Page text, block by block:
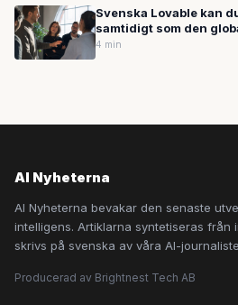
Svenska Lovable kan
samtidigt som den
4 min
AI Nyheterna
AI Nyheterna bevakar den senaste
intelligens. Artiklarna syntetiseras från
skrivs på svenska av våra AI-
Producerad av Brightnest Tech AB